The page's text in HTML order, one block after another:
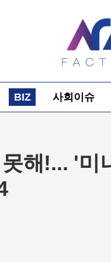
BIZ 사회이슈
해!... '미